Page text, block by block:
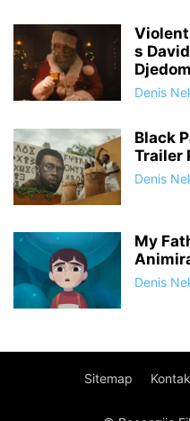
s
Denis
Black
Trailer
Denis
My
Denis
Sitemap